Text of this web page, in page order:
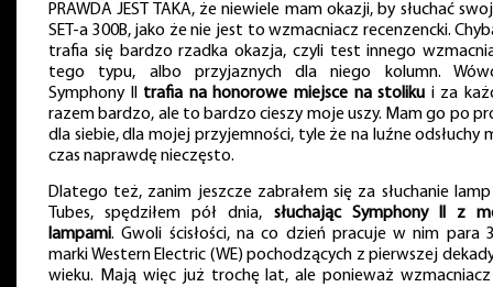
PRAWDA JEST TAKA, że niewiele mam okazji, by słuchać
SET-a 300B, jako że nie jest to wzmacniacz recenzencki.
trafia się bardzo rzadka okazja, czyli test innego
tego typu, albo przyjaznych dla niego kolumn.
Symphony II trafia na honorowe miejsce na stoliku i za
razem bardzo, ale to bardzo cieszy moje uszy. Mam go po
dla siebie, dla mojej przyjemności, tyle że na luźne odsłuchy
czas naprawdę nieczęsto.
Dlatego też, zanim jeszcze zabrałem się za słuchanie lamp
Tubes, spędziłem pół dnia, słuchając Symphony II z
lampami. Gwoli ścisłości, na co dzień pracuje w nim para
marki Western Electric (WE) pochodzących z pierwszej
wieku. Mają więc już trochę lat, ale ponieważ